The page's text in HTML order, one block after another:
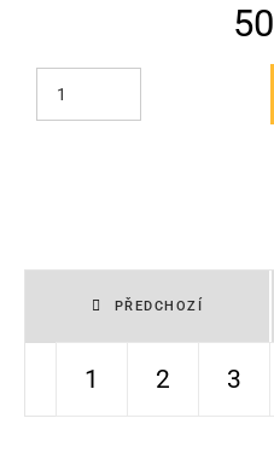
50
PŘEDCHOZÍ
1 2 3